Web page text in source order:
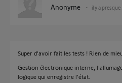
Anonyme il y a presque
Super d'avoir fait les tests ! Rien de
Gestion électronique interne,
logique qui enregistre l'état.